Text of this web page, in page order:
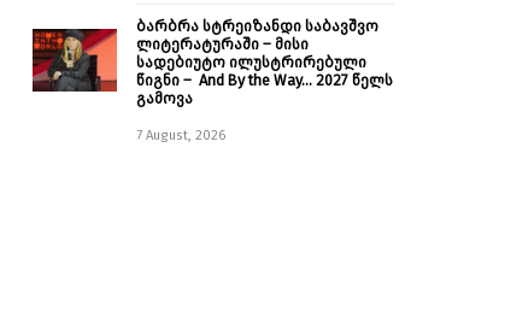
ბარბრა სტრეიზანდი საბავშვო
ლიტერატურაში – მისი
სადებიუტო ილუსტრირებული
წიგნი – And By the Way… 2027 წელს
გამოვა
7 August, 2026